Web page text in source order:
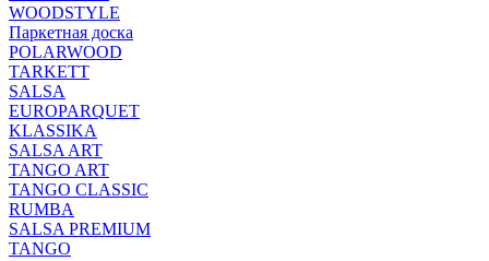
WOODSTYLE
Паркетная доска
POLARWOOD
TARKETT
SALSA
EUROPARQUET
KLASSIKA
SALSA ART
TANGO ART
TANGO CLASSIC
RUMBA
SALSA PREMIUM
TANGO